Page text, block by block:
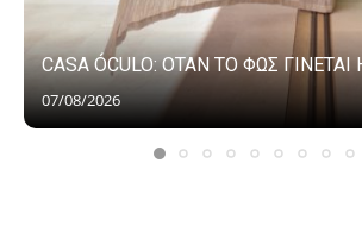
CASA ÓCULO: ΟΤΑΝ ΤΟ ΦΩΣ ΓΙΝΕΤΑΙ
07/08/2026